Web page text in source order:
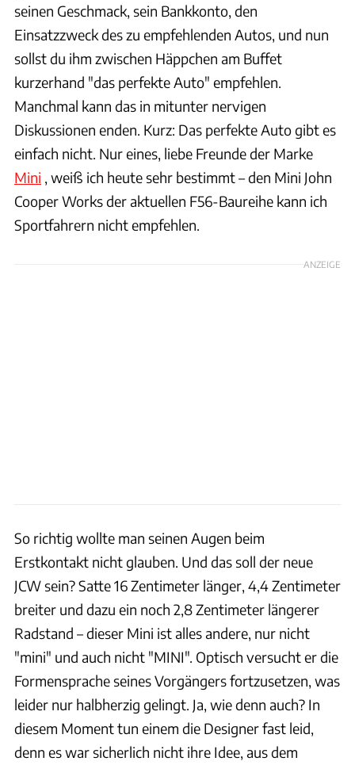
seinen Geschmack, sein Bankkonto, den
Einsatzzweck des zu empfehlenden Autos, und nun
sollst du ihm zwischen Häppchen am Buffet
kurzerhand "das perfekte Auto" empfehlen.
Manchmal kann das in mitunter nervigen
Diskussionen enden. Kurz: Das perfekte Auto gibt es
einfach nicht. Nur eines, liebe Freunde der Marke
Mini , weiß ich heute sehr bestimmt – den Mini John
Cooper Works der aktuellen F56-Baureihe kann ich
Sportfahrern nicht empfehlen.
ANZEIGE
So richtig wollte man seinen Augen beim
Erstkontakt nicht glauben. Und das soll der neue
JCW sein? Satte 16 Zentimeter länger, 4,4 Zentimeter
breiter und dazu ein noch 2,8 Zentimeter längerer
Radstand – dieser Mini ist alles andere, nur nicht
"mini" und auch nicht "MINI". Optisch versucht er die
Formensprache seines Vorgängers fortzusetzen, was
leider nur halbherzig gelingt. Ja, wie denn auch? In
diesem Moment tun einem die Designer fast leid,
denn es war sicherlich nicht ihre Idee, aus dem